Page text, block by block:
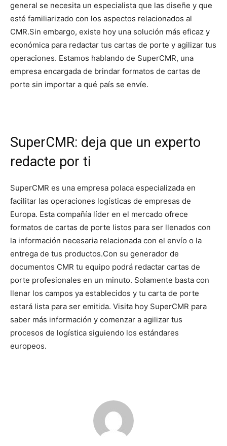
general se necesita un especialista que las diseñe y que
esté familiarizado con los aspectos relacionados al
CMR.Sin embargo, existe hoy una solución más eficaz y
económica para redactar tus cartas de porte y agilizar tus
operaciones. Estamos hablando de SuperCMR, una
empresa encargada de brindar formatos de cartas de
porte sin importar a qué país se envíe.
SuperCMR: deja que un experto
redacte por ti
SuperCMR es una empresa polaca especializada en
facilitar las operaciones logísticas de empresas de
Europa. Esta compañía líder en el mercado ofrece
formatos de cartas de porte listos para ser llenados con
la información necesaria relacionada con el envío o la
entrega de tus productos.Con su generador de
documentos CMR tu equipo podrá redactar cartas de
porte profesionales en un minuto. Solamente basta con
llenar los campos ya establecidos y tu carta de porte
estará lista para ser emitida. Visita hoy SuperCMR para
saber más información y comenzar a agilizar tus
procesos de logística siguiendo los estándares
europeos.